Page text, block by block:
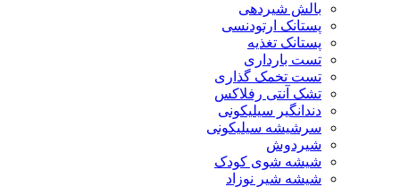
بالش شیردهی
پستانک ارتودنسی
پستانک تغذیه
تست بارداری
تست تخمک گذاری
تشک آنتی رفلاکس
دندانگیر سیلیکونی
سرشیشه سیلیکونی
شیردوش
شیشه شوی کودک
شیشه شیر نوزاد